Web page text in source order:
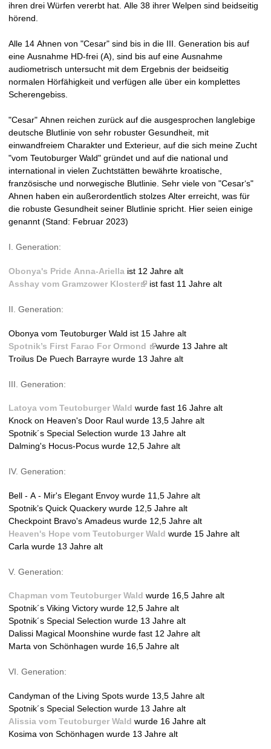
i
i
r
a
ihren drei Würfen vererbt hat. Alle 38 ihrer Welpen sind beidseitig
hörend.
Alle 14 Ahnen von "Cesar" sind bis in die III. Generation bis auf
eine Ausnahme HD-frei (A), sind bis auf eine Ausnahme
audiometrisch untersucht mit dem Ergebnis der beidseitig
normalen Hörfähigkeit und verfügen alle über ein komplettes
Scherengebiss.
"Cesar" Ahnen reichen zurück auf die ausgesprochen langlebige
deutsche Blutlinie von sehr robuster Gesundheit, mit
einwandfreiem Charakter und Exterieur, auf die sich meine Zucht
"vom Teutoburger Wald" gründet und auf die national und
international in vielen Zuchtstätten bewährte kroatische,
französische und norwegische Blutlinie. Sehr viele von "Cesar‘s"
Ahnen haben ein außerordentlich stolzes Alter erreicht, was für
die robuste Gesundheit seiner Blutlinie spricht. Hier seien einige
genannt (Stand: Februar 2023)
I. Generation:
Obonya's Pride Anna-Ariella ist 12 Jahre alt
Asshay vom Gramzower Kloster(
k
i
s
e
r
n
a
ist fast 11 Jahre alt
II. Generation:
Obonya vom Teutoburger Wald ist 15 Jahre alt
Spotnik’s First Farao For Ormond (
l
i
s
e
x
n
a
l
)
wurde 13 Jahre alt
Troilus De Puech Barrayre wurde 13 Jahre alt
III. Generation:
Latoya vom Teutoburger Wald wurde fast 16 Jahre alt
Knock on Heaven's Door Raul wurde 13,5 Jahre alt
Spotnik´s Special Selection wurde 13 Jahre alt
Dalming's Hocus-Pocus wurde 12,5 Jahre alt
IV. Generation:
Bell - A - Mir's Elegant Envoy wurde 11,5 Jahre alt
Spotnik’s Quick Quackery wurde 12,5 Jahre alt
Checkpoint Bravo's Amadeus wurde 12,5 Jahre alt
Heaven's Hope vom Teutoburger Wald wurde 15 Jahre alt
Carla wurde 13 Jahre alt
V. Generation:
Chapman vom Teutoburger Wald wurde 16,5 Jahre alt
Spotnik´s Viking Victory wurde 12,5 Jahre alt
Spotnik´s Special Selection wurde 13 Jahre alt
Dalissi Magical Moonshine wurde fast 12 Jahre alt
Marta von Schönhagen wurde 16,5 Jahre alt
VI. Generation:
Candyman of the Living Spots wurde 13,5 Jahre alt
Spotnik´s Special Selection wurde 13 Jahre alt
Alissia vom Teutoburger Wald wurde 16 Jahre alt
Kosima von Schönhagen wurde 13 Jahre alt